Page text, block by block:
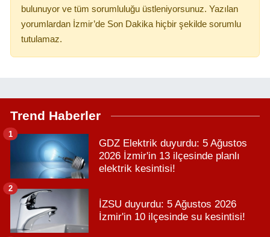
bulunuyor ve tüm sorumluluğu üstleniyorsunuz. Yazılan
yorumlardan İzmir’de Son Dakika hiçbir şekilde sorumlu
tutulamaz.
Trend Haberler
GDZ Elektrik duyurdu: 5 Ağustos
2026 İzmir'in 13 ilçesinde planlı
elektrik kesintisi!
1
İZSU duyurdu: 5 Ağustos 2026
İzmir'in 10 ilçesinde su kesintisi!
2